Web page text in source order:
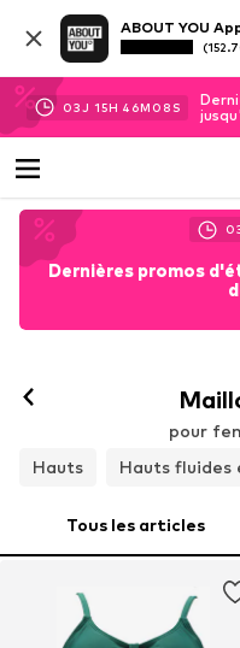
ABOUT YOU
03J 15H 46M 07 S
Dernières promos
pour
Hauts
Hauts fluides
Tous les articles